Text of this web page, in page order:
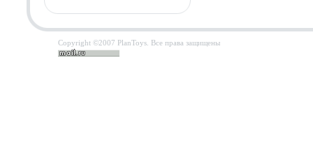
Copyright ©2007 PlanToys. Все права защищены